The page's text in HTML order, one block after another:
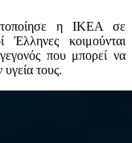
η ΙΚΕΑ σε
κοιμούνται
που μπορεί να
τους.